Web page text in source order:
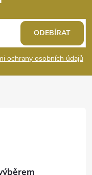
ochrany osobních údajů
ODEBÍRAT